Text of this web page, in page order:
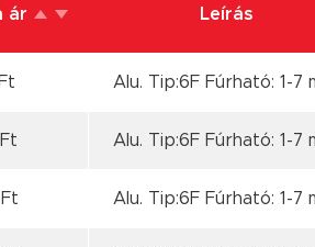
ár Leírás
Alu. Tip:6F Fúrható: 1-7
Alu. Tip:6F Fúrható: 1-7
Alu. Tip:6F Fúrható: 1-7